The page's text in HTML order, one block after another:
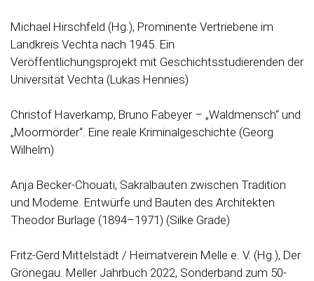
Michael Hirschfeld (Hg.), Prominente Vertriebene im
Landkreis Vechta nach 1945. Ein
Veröffentlichungsprojekt mit Geschichtsstudierenden der
Universität Vechta (Lukas Hennies)
Christof Haverkamp, Bruno Fabeyer – „Waldmensch“ und
„Moormörder“. Eine reale Kriminalgeschichte (Georg
Wilhelm)
Anja Becker-Chouati, Sakralbauten zwischen Tradition
und Moderne. Entwürfe und Bauten des Architekten
Theodor Burlage (1894–1971) (Silke Grade)
Fritz-Gerd Mittelstädt / Heimatverein Melle e. V. (Hg.), Der
Grönegau. Meller Jahrbuch 2022, Sonderband zum 50-